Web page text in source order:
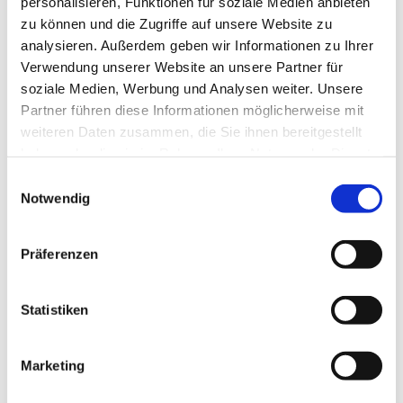
zu können und die Zugriffe auf unsere Website zu
analysieren. Außerdem geben wir Informationen zu Ihrer
Verwendung unserer Website an unsere Partner für
soziale Medien, Werbung und Analysen weiter. Unsere
Partner führen diese Informationen möglicherweise mit
weiteren Daten zusammen, die Sie ihnen bereitgestellt
Notwendig
Präferenzen
Statistiken
Marketing
VITAL-FRÜHSTÜCK
Frühstück mit regionalen Bio-Produkten.
Staudachers Spa & Garten. Aktivprogramm.
Und viele kleine Extras, die Ihre Auszeit wertvoller
machen.